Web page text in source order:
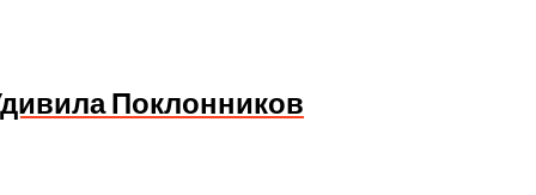
Поклонников